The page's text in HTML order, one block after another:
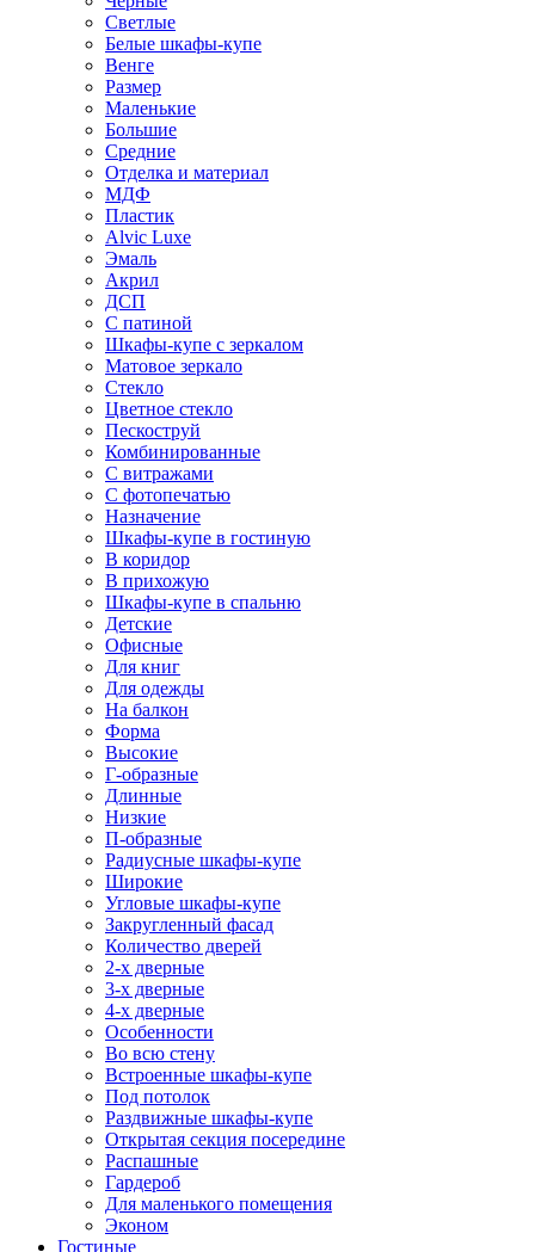
Светлые
Белые шкафы-купе
Венге
Размер
Маленькие
Большие
Средние
Отделка и материал
МДФ
Пластик
Alvic Luxe
Эмаль
Акрил
ДСП
С патиной
Шкафы-купе с зеркалом
Матовое зеркало
Стекло
Цветное стекло
Пескоструй
Комбинированные
С витражами
С фотопечатью
Назначение
Шкафы-купе в гостиную
В коридор
В прихожую
Шкафы-купе в спальню
Детские
Офисные
Для книг
Для одежды
На балкон
Форма
Высокие
Г-образные
Длинные
Низкие
П-образные
Радиусные шкафы-купе
Широкие
Угловые шкафы-купе
Закругленный фасад
Количество дверей
2-х дверные
3-х дверные
4-х дверные
Особенности
Во всю стену
Встроенные шкафы-купе
Под потолок
Раздвижные шкафы-купе
Открытая секция посередине
Распашные
Гардероб
Для маленького помещения
Эконом
Гостиные